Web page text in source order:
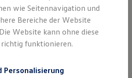
mit Schlussrate
und Garantien
Class bei Volkswagen
wie Seitennavigation und
Bereiche der Website
Website kann ohne diese
funktionieren.
Personalisierung